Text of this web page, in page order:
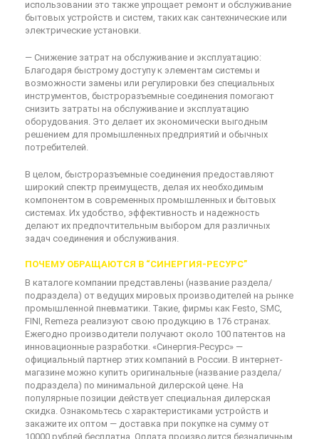
использовании это также упрощает ремонт и обслуживание
бытовых устройств и систем, таких как сантехнические или
электрические установки.
— Снижение затрат на обслуживание и эксплуатацию:
Благодаря быстрому доступу к элементам системы и
возможности замены или регулировки без специальных
инструментов, быстроразъемные соединения помогают
снизить затраты на обслуживание и эксплуатацию
оборудования. Это делает их экономически выгодным
решением для промышленных предприятий и обычных
потребителей.
В целом, быстроразъемные соединения предоставляют
широкий спектр преимуществ, делая их необходимым
компонентом в современных промышленных и бытовых
системах. Их удобство, эффективность и надежность
делают их предпочтительным выбором для различных
задач соединения и обслуживания.
ПОЧЕМУ ОБРАЩАЮТСЯ В “СИНЕРГИЯ-РЕСУРС”
В каталоге компании представлены (название раздела/
подраздела) от ведущих мировых производителей на рынке
промышленной пневматики. Такие, фирмы как Festo, SMC,
FINI, Remeza реализуют свою продукцию в 176 странах.
Ежегодно производители получают около 100 патентов на
инновационные разработки. «Синергия-Ресурс» —
официальный партнер этих компаний в России. В интернет-
магазине можно купить оригинальные (название раздела/
подраздела) по минимальной дилерской цене. На
популярные позиции действует специальная дилерская
скидка. Ознакомьтесь с характеристиками устройств и
закажите их оптом — доставка при покупке на сумму от
10000 рублей бесплатна. Оплата производится безналичным